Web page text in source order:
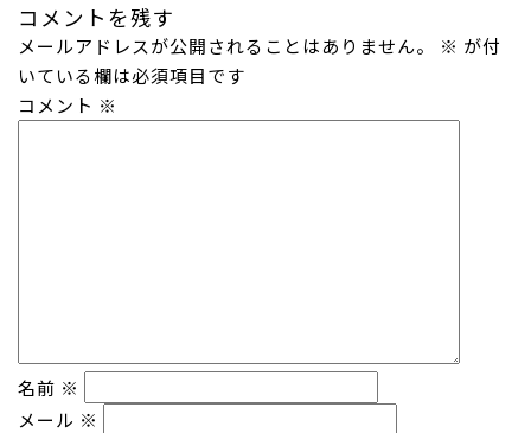
イ
ズ
コメントを残す
メールアドレスが公開されることはありません。 ※ が付
いている欄は必須項目です
コメント ※
名前 ※
メール ※